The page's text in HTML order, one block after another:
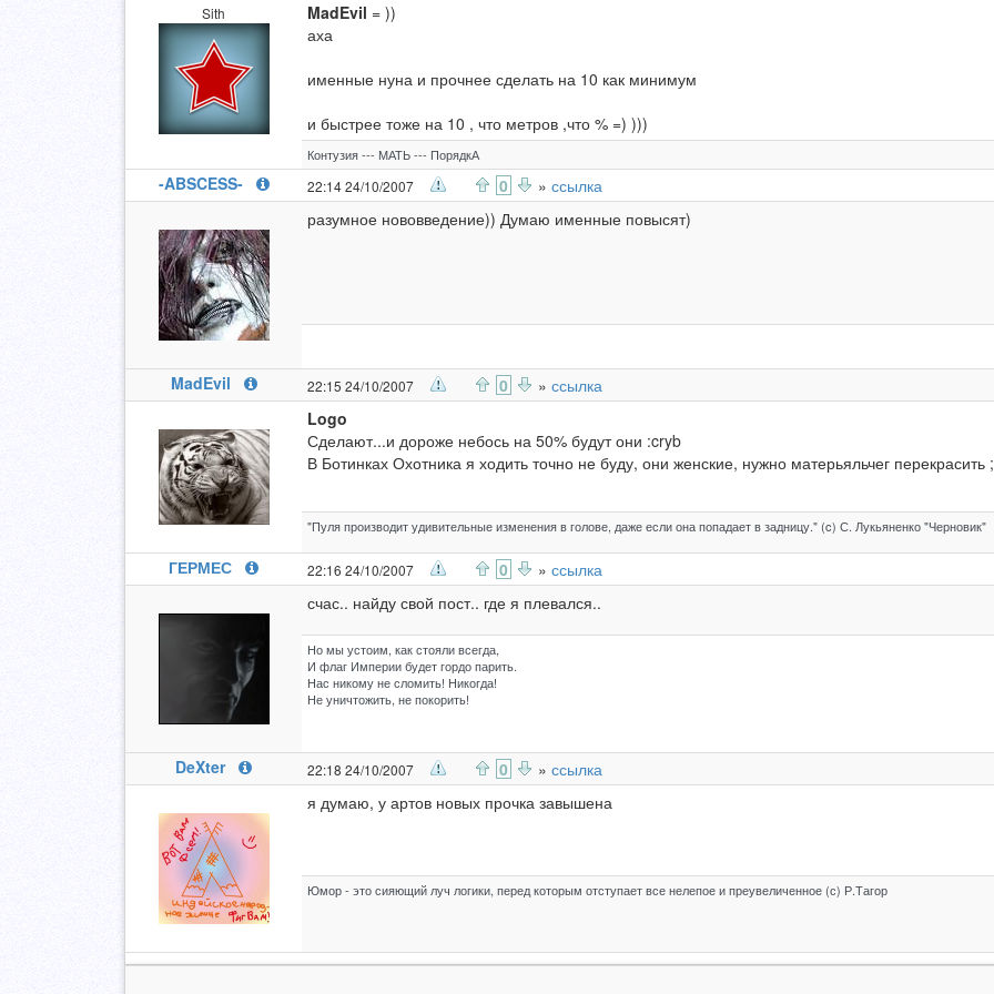
Sith MadEvil = ))
аха
именные нуна и прочнее сделать на 10 как минимум
и быстрее тоже на 10 , что метров ,что % =) )))
Контузия --- МАТЬ --- ПорядкА
-ABSCESS- 22:14 24/10/2007 0 » ссылка
разумное нововведение)) Думаю именные повысят)
MadEvil 22:15 24/10/2007 0 » ссылка
Logo
Сделают...и дороже небось на 50% будут они :cryb
В Ботинках Охотника я ходить точно не буду, они женские, нужно матерьяльчег перекрасить
"Пуля производит удивительные изменения в голове, даже если она попадает в задницу." (c) С. Лукьяненко "Черновик"
ГЕРМЕС 22:16 24/10/2007 0 » ссылка
счас.. найду свой пост.. где я плевался..
Но мы устоим, как стояли всегда,
И флаг Империи будет гордо парить.
Нас никому не сломить! Никогда!
Не уничтожить, не покорить!
DeXter 22:18 24/10/2007 0 » ссылка
я думаю, у артов новых прочка завышена
Юмор - это сияющий луч логики, перед которым отступает все нелепое и преувеличенное (с) Р.Тагор